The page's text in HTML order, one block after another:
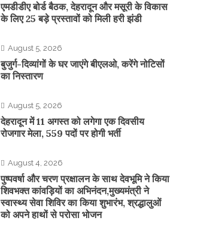
एमडीडीए बोर्ड बैठक, देहरादून और मसूरी के विकास
के लिए 25 बड़े प्रस्तावों को मिली हरी झंडी
August 5, 2026
बुजुर्ग-दिव्यांगों के घर जाएंगे बीएलओ, करेंगे नोटिसों
का निस्तारण
August 5, 2026
​देहरादून में 11 अगस्त को लगेगा एक दिवसीय
रोजगार मेला, 559 पदों पर होगी भर्ती
August 4, 2026
पुष्पवर्षा और चरण प्रक्षालन के साथ देवभूमि ने किया
शिवभक्त कांवड़ियों का अभिनंदन,मुख्यमंत्री ने
स्वास्थ्य सेवा शिविर का किया शुभारंभ, श्रद्धालुओं
को अपने हाथों से परोसा भोजन